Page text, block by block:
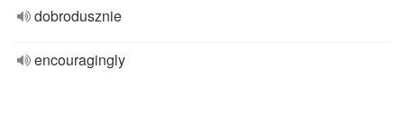
dobrodusznie
encouragingly